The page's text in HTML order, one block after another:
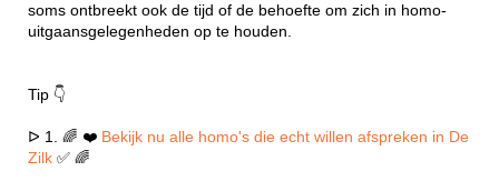
soms ontbreekt ook de tijd of de behoefte om zich in homo-
uitgaansgelegenheden op te houden.
Tip 👇
ᐅ 1. 🌈 ❤️ Bekijk nu alle homo's die echt willen afspreken in De
Zilk ✅ 🌈